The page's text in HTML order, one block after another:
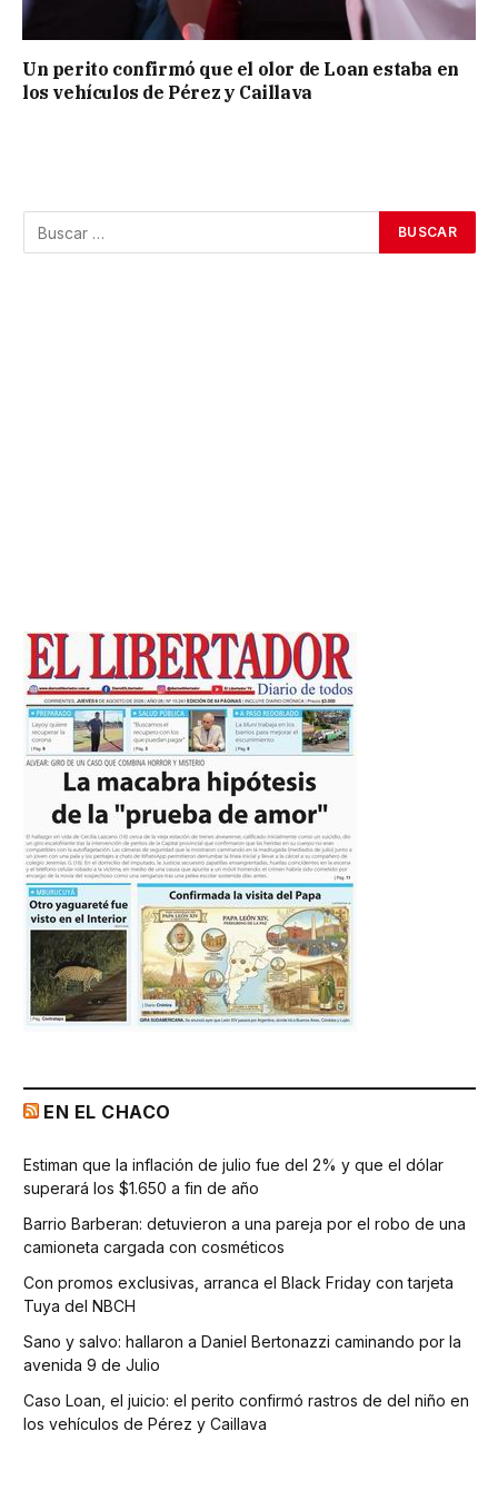
Un perito confirmó que el olor de Loan estaba en
los vehículos de Pérez y Caillava
EN EL CHACO
Estiman que la inflación de julio fue del 2% y que el dólar
superará los $1.650 a fin de año
Barrio Barberan: detuvieron a una pareja por el robo de una
camioneta cargada con cosméticos
Con promos exclusivas, arranca el Black Friday con tarjeta
Tuya del NBCH
Sano y salvo: hallaron a Daniel Bertonazzi caminando por la
avenida 9 de Julio
Caso Loan, el juicio: el perito confirmó rastros de del niño en
los vehículos de Pérez y Caillava